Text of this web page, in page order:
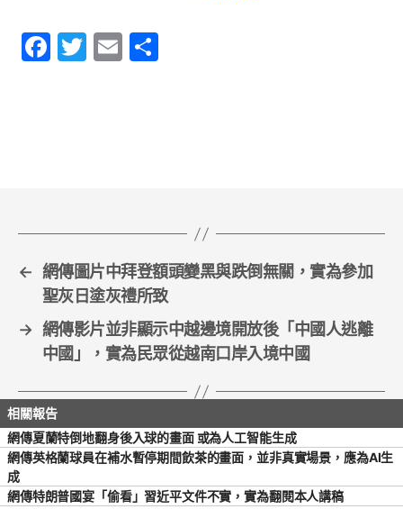
F
T
E
← 網傳圖片中拜登額頭變黑與跌倒無關，實為參加
聖灰日塗灰禮所致
→ 網傳影片並非顯示中越邊境開放後「中國人逃離
中國」，實為民眾從越南口岸入境中國
網傳夏蘭特倒地翻身後入球的畫面 或為人工智能生成
網傳英格蘭球員在補水暫停期間飲茶的畫面，並非真實場景，應為AI生
成
網傳特朗普國宴「偷看」習近平文件不實，實為翻閱本人講稿